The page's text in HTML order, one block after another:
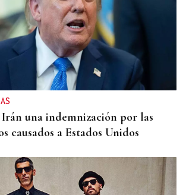
una indemnización por las
causados a Estados Unidos